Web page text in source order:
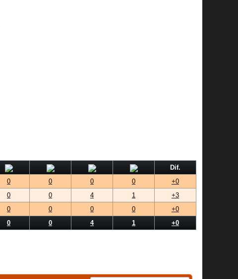
Dif.
0 0 0 0
+0
0 0 4 1
+3
0 0 0 0
+0
0 0 4 1 +0